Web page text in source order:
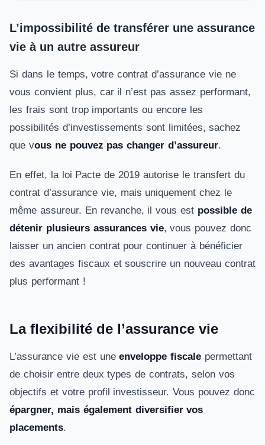
L’impossibilité de transférer une assurance
vie à un autre assureur
Si dans le temps, votre contrat d’assurance vie ne
vous convient plus, car il n’est pas assez performant,
les frais sont trop importants ou encore les
possibilités d’investissements sont limitées, sachez
que vous ne pouvez pas changer d’assureur.
En effet, la loi Pacte de 2019 autorise le transfert du
contrat d’assurance vie, mais uniquement chez le
même assureur. En revanche, il vous est possible de
détenir plusieurs assurances vie, vous pouvez donc
laisser un ancien contrat pour continuer à bénéficier
des avantages fiscaux et souscrire un nouveau contrat
plus performant !
La flexibilité de l’assurance vie
L’assurance vie est uneenveloppe fiscale permettant
de choisir entre deux types de contrats, selon vos
objectifs et votre profil investisseur. Vous pouvez donc
épargner, mais également diversifier vos
placements.